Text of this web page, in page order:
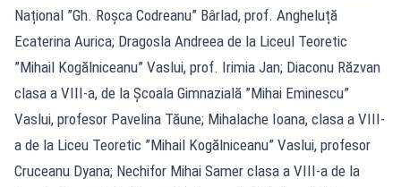
Național ”Gh. Roșca Codreanu” Bârlad, prof. Angheluță
Ecaterina Aurica; Dragosla Andreea de la Liceul Teoretic
”Mihail Kogălniceanu” Vaslui, prof. Irimia Jan; Diaconu Răzvan
clasa a VIII-a, de la Școala Gimnazială ”Mihai Eminescu”
Vaslui, profesor Pavelina Tăune; Mihalache Ioana, clasa a VIII-
a de la Liceu Teoretic ”Mihail Kogălniceanu” Vaslui, profesor
Cruceanu Dyana; Nechifor Mihai Samer clasa a VIII-a de la